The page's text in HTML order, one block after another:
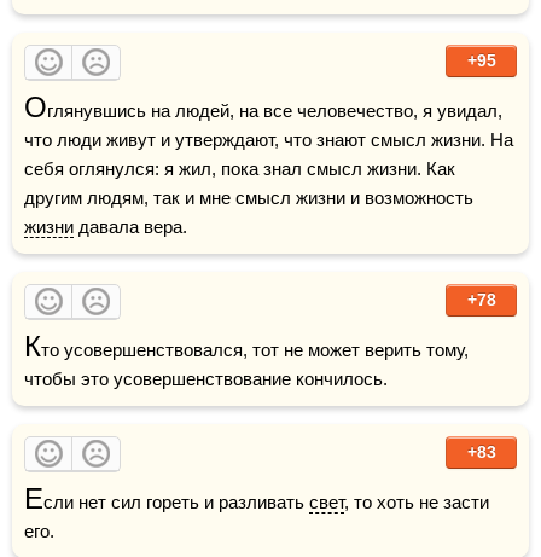
+95
Оглянувшись на людей, на все человечество, я увидал,
что люди живут и утверждают, что знают смысл жизни. На
себя оглянулся: я жил, пока знал смысл жизни. Как
жизни давала вера.
+78
Кто усовершенствовался, тот не может верить тому,
чтобы это усовершенствование кончилось.
+83
Если нет сил гореть и разливать свет, то хоть не засти
его.